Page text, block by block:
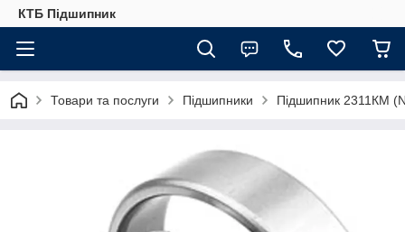
КТБ Підшипник
Товари та послуги Підшипники Підшипник 2311КМ